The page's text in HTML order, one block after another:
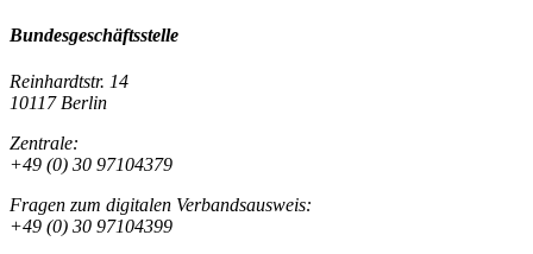
Bundesgeschäftsstelle
Reinhardtstr. 14
10117 Berlin
Zentrale:
+49 (0) 30 97104379
Fragen zum digitalen Verbandsausweis:
+49 (0) 30 97104399